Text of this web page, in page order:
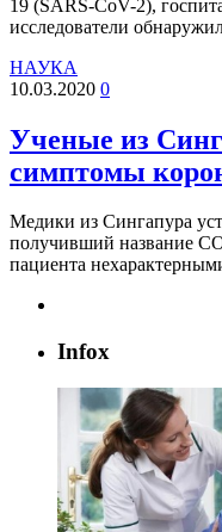
19 (SARS-CoV-2),
исследователи
НАУКА
10.03.2020 0
Ученые из
симптомы
Медики из Сингапура
получивший название
пациента
Infox